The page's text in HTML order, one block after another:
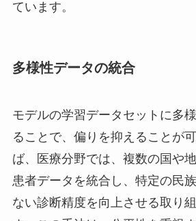
ています。
多様性データの統合
モデルの学習データセットに多
ることで、偏りを抑えることが
ば、医療分野では、複数の国や
患者データを統合し、特定の民
ない診断精度を向上させる取り